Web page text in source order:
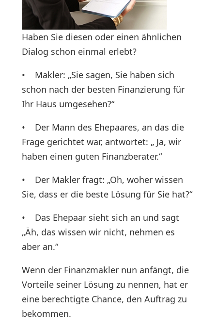
Haben Sie diesen oder einen ähnlichen
Dialog schon einmal erlebt?
• Makler: „Sie sagen, Sie haben sich
schon nach der besten Finanzierung für
Ihr Haus umgesehen?“
• Der Mann des Ehepaares, an das die
Frage gerichtet war, antwortet: „ Ja, wir
haben einen guten Finanzberater.“
• Der Makler fragt: „Oh, woher wissen
Sie, dass er die beste Lösung für Sie hat?“
• Das Ehepaar sieht sich an und sagt
„Äh, das wissen wir nicht, nehmen es
aber an.“
Wenn der Finanzmakler nun anfängt, die
Vorteile seiner Lösung zu nennen, hat er
eine berechtigte Chance, den Auftrag zu
bekommen.